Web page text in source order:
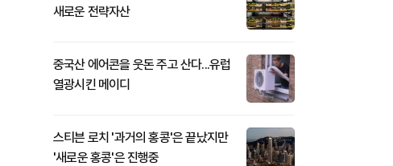
새로운 전략자산
중국산 에어콘을 웃돈 주고 산다...유럽
열광시킨 메이디
스티븐 로치 '과거의 홍콩'은 끝났지만
'새로운 홍콩'은 진행중